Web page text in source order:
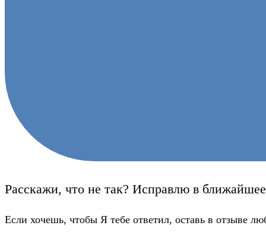
Расскажи, что не так? Исправлю в
Если хочешь, чтобы Я тебе ответил, оставь в отзыве